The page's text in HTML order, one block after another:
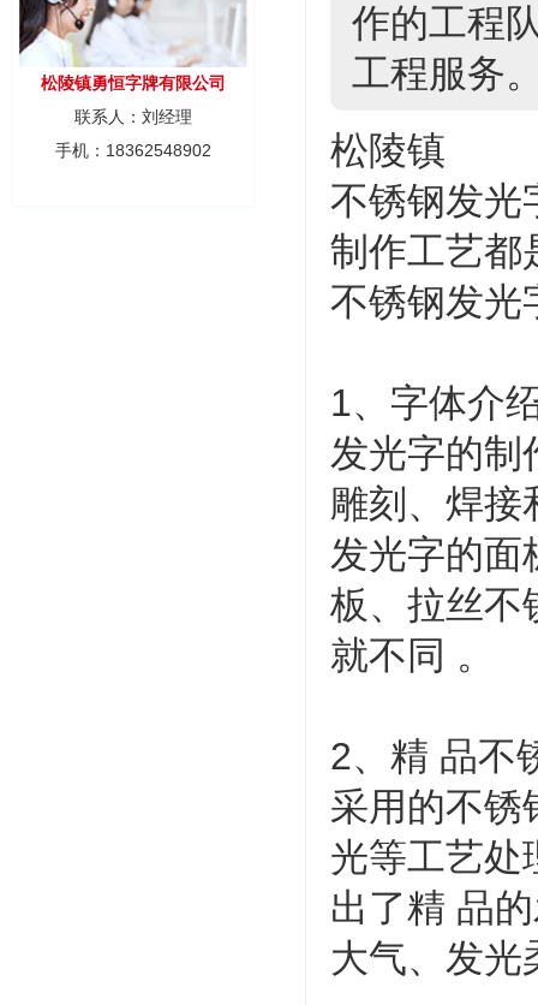
松陵镇勇恒字牌有限公司
联系人：刘经理
手机：18362548902
作的工程
工程服务
松陵镇
不锈钢发光
制作工艺都
不锈钢发光
1、字体介
发光字的制
雕刻、焊接
发光字的面
板、拉丝不
就不同 。
2、精 品不
采用的不锈
光等工艺处
出了精 品
大气、发光